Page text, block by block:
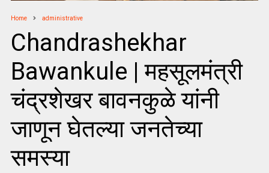
Home administrative
Chandrashekhar
Bawankule | महसूलमंत्री
चंद्रशेखर बावनकुळे यांनी
जाणून घेतल्या जनतेच्या
समस्या